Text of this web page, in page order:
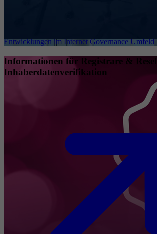
Entwicklungen im Internet Governance Umfeld
Informationen für Registrare &
Inhaberdatenverifikation